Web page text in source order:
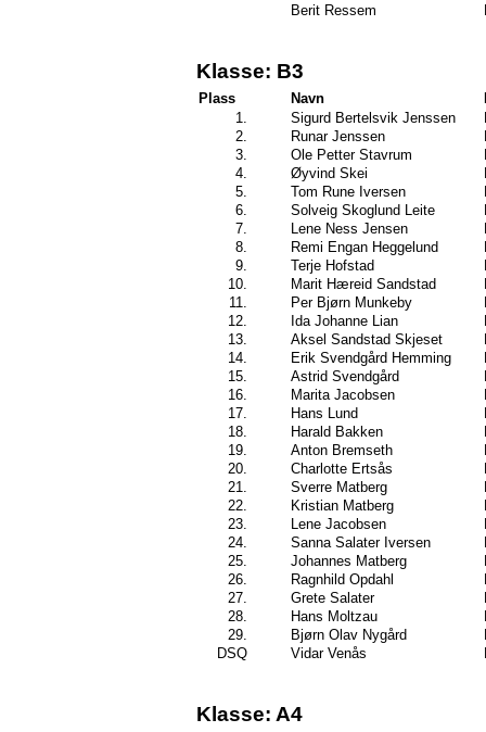
Berit Ressem
Klasse: B3
Plass Navn
1.
Sigurd Bertelsvik Jenssen
2.
Runar Jenssen
3.
Ole Petter Stavrum
4.
Øyvind Skei
5.
Tom Rune Iversen
6.
Solveig Skoglund Leite
7.
Lene Ness Jensen
8.
Remi Engan Heggelund
9.
Terje Hofstad
10.
Marit Hæreid Sandstad
11.
Per Bjørn Munkeby
12.
Ida Johanne Lian
13.
Aksel Sandstad Skjeset
14.
Erik Svendgård Hemming
15.
Astrid Svendgård
16.
Marita Jacobsen
17.
Hans Lund
18.
Harald Bakken
19.
Anton Bremseth
20.
Charlotte Ertsås
21.
Sverre Matberg
22.
Kristian Matberg
23.
Lene Jacobsen
24.
Sanna Salater Iversen
25.
Johannes Matberg
26.
Ragnhild Opdahl
27.
Grete Salater
28.
Hans Moltzau
29.
Bjørn Olav Nygård
DSQ
Vidar Venås
Klasse: A4